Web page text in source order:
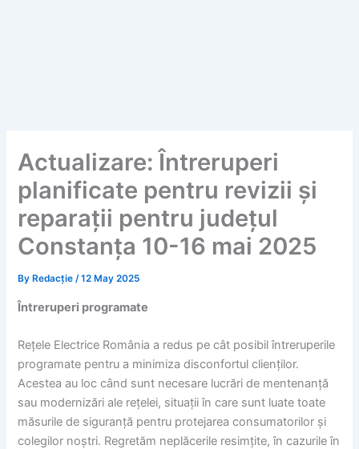
Actualizare: Întreruperi
planificate pentru revizii și
reparații pentru județul
Constanța 10-16 mai 2025
By Redacție/12 May 2025
Întreruperi programate
Rețele Electrice România a redus pe cât posibil întreruperile
programate pentru a minimiza disconfortul clienților.
Acestea au loc când sunt necesare lucrări de mentenanță
sau modernizări ale rețelei, situații în care sunt luate toate
măsurile de siguranță pentru protejarea consumatorilor și
colegilor noștri. Regretăm neplăcerile resimțite, în cazurile în